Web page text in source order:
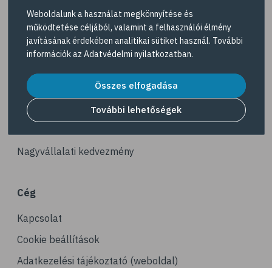
# retinol
# fényvédelem
# szauna
# pakolás
# bőrrák
tekintheti meg.
Navigáció
Dermokozmetikumok
Gyöngy Patika Magazin
Nagyvállalati kedvezmény
Cég
Kapcsolat
Cookie beállítások
Adatkezelési tájékoztató (weboldal)
Weboldalunk a használat megkönnyítése és
működtetése céljából, valamint a felhasználói élmény
javításának érdekében analitikai sütiket használ. További
információk az Adatvédelmi nyilatkozatban.
Összes elfogadása
További lehetőségek